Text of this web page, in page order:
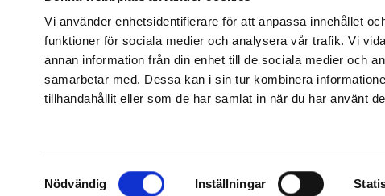
Vi använder enhetsidentifierare för att anpassa innehållet
funktioner för sociala medier och analysera vår trafik. Vi
annan information från din enhet till de sociala medier och
samarbetar med. Dessa kan i sin tur kombinera
tillhandahållit eller som de har samlat in när du har använt
Samtyckesval
Nödvändig Inställningar